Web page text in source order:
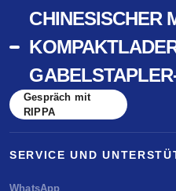
CHINESISCHER
Gespräch mit
RIPPA
SERVICE UND
WhatsApp